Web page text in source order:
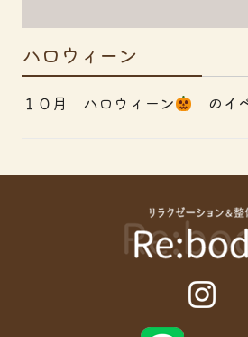
ハロウィーン
１０月 ハロウィーン のイ